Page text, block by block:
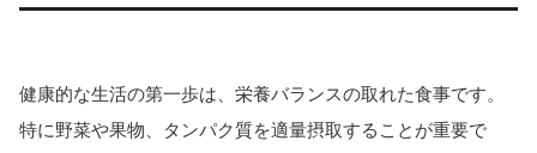
健康的な生活の第一歩は、栄養バランスの取れた食事です。
特に野菜や果物、タンパク質を適量摂取することが重要で